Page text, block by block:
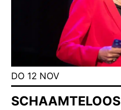
DO 12 NOV
SCHAAMTELOOS